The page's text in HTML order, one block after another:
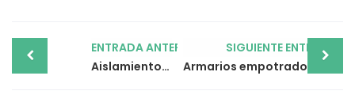
navigation
ENTRADA ANTERIOR
Aislamiento, ¿por qué el verano es la mejor fecha para llevarlo a cabo?
SIGUIENTE ENTRADA